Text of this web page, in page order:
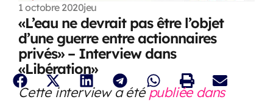
1 octobre 2020jeu
«L’eau ne devrait pas être l’objet
d’une guerre entre actionnaires
privés» – Interview dans
«Libération»
Cette interview a étépubliée dans